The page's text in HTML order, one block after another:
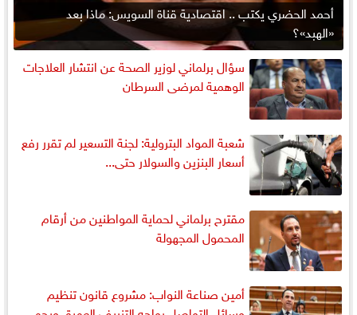
أحمد الحضري يكتب .. اقتصادية قناة السويس: ماذا بعد
«الهبد»؟
سؤال برلماني لوزير الصحة عن انتشار العلاجات
الوهمية لمرضى السرطان
شعبة المواد البترولية: لجنة التسعير لم تقرر رفع
أسعار البنزين والسولار حتى...
مقترح برلماني لحماية المواطنين من أرقام
المحمول المجهولة
أمين صناعة النواب: مشروع قانون تنظيم